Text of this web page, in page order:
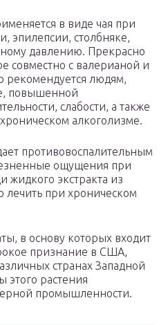
в виде чая при
эпилепсии, столбняке,
давлению. Прекрасно
совместно с валерианой и
рекомендуется людям,
повышенной
слабости, а также
алкоголизме.
противовоспалительным
ощущения при
экстракта из
лечить при хроническом
в основу которых входит
признание в США,
странах Западной
растения
промышленности.